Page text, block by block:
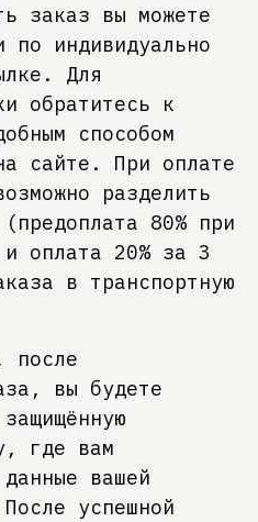
заказ вы можете
по индивидуально
Для
обратитесь к
способом
сайте. При оплате
разделить
80% при
оплата 20% за 3
в транспортную
после
вы будете
где вам
вашей
успешной